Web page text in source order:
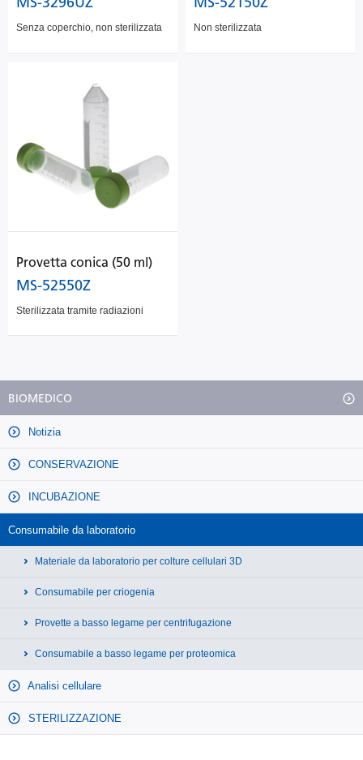
Senza coperchio, non sterilizzata Non sterilizzata
Provetta conica (50 ml)
MS-52550Z
Sterilizzata tramite radiazioni
BIOMEDICO
Notizia
CONSERVAZIONE
INCUBAZIONE
Consumabile da laboratorio
Materiale da laboratorio per colture cellulari 3D
Consumabile per criogenia
Provette a basso legame per centrifugazione
Consumabile a basso legame per proteomica
Analisi cellulare
STERILIZZAZIONE